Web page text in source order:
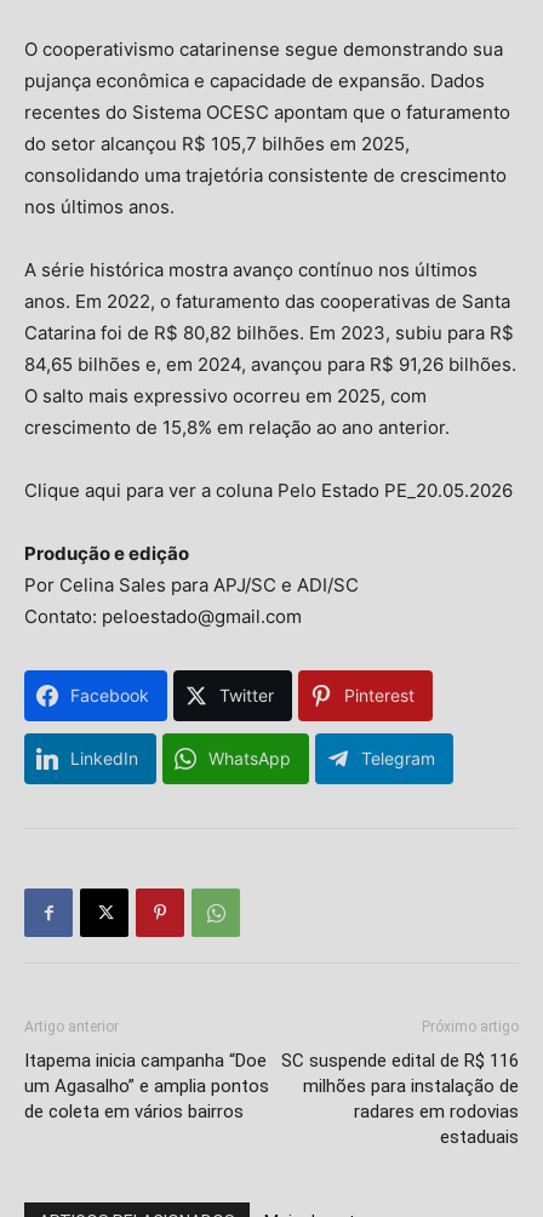
O cooperativismo catarinense segue demonstrando sua
pujança econômica e capacidade de expansão. Dados
recentes do Sistema OCESC apontam que o faturamento
do setor alcançou R$ 105,7 bilhões em 2025,
consolidando uma trajetória consistente de crescimento
nos últimos anos.
A série histórica mostra avanço contínuo nos últimos
anos. Em 2022, o faturamento das cooperativas de Santa
Catarina foi de R$ 80,82 bilhões. Em 2023, subiu para R$
84,65 bilhões e, em 2024, avançou para R$ 91,26 bilhões.
O salto mais expressivo ocorreu em 2025, com
crescimento de 15,8% em relação ao ano anterior.
Clique aqui para ver a coluna Pelo Estado PE_20.05.2026
Produção e edição
Por Celina Sales para APJ/SC e ADI/SC
Contato: peloestado@gmail.com
Facebook Twitter Pinterest
LinkedIn WhatsApp Telegram
Artigo anterior
Itapema inicia campanha “Doe
um Agasalho” e amplia pontos
de coleta em vários bairros
Próximo artigo
SC suspende edital de R$ 116
milhões para instalação de
radares em rodovias
estaduais
Isso vai fechar em 14segundos